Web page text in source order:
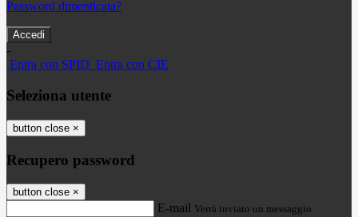
Password dimenticata?
-
Entra con SPID Entra con CIE
Seleziona utente
button close ×
Recupero password
button close ×
E-mail Verrà inviato un messaggio